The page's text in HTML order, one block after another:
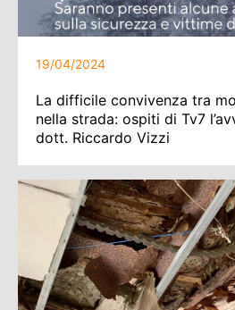
19/04/2024
La difficile convivenza tra
nella strada: ospiti di Tv7
dott. Riccardo Vizzi